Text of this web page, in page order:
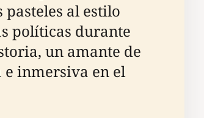
al estilo
políticas durante
un amante de
inmersiva en el